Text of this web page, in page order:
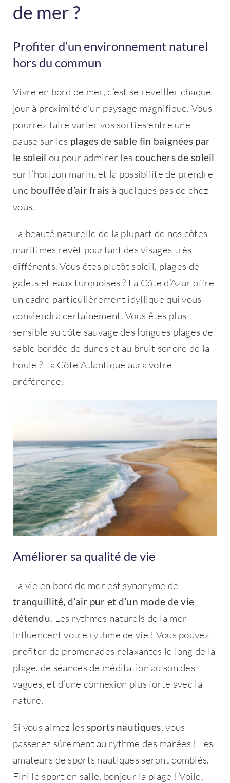
de mer ?
Profiter d’un environnement naturel
hors du commun
Vivre en bord de mer, c’est se réveiller chaque
jour à proximité d’un paysage magnifique. Vous
pourrez faire varier vos sorties entre une
pause sur les plages de sable fin baignées par
le soleil ou pour admirer les couchers de soleil
sur l’horizon marin, et la possibilité de prendre
une bouffée d’air frais à quelques pas de chez
vous.
La beauté naturelle de la plupart de nos côtes
maritimes revêt pourtant des visages très
différents. Vous êtes plutôt soleil, plages de
galets et eaux turquoises ? La Côte d’Azur offre
un cadre particulièrement idyllique qui vous
conviendra certainement. Vous êtes plus
sensible au côté sauvage des longues plages de
sable bordée de dunes et au bruit sonore de la
houle ? La Côte Atlantique aura votre
préférence.
Améliorer sa qualité de vie
La vie en bord de mer est synonyme de
tranquillité, d’air pur et d’un mode de vie
détendu. Les rythmes naturels de la mer
influencent votre rythme de vie ! Vous pouvez
profiter de promenades relaxantes le long de la
plage, de séances de méditation au son des
vagues, et d’une connexion plus forte avec la
nature.
Si vous aimez lessports nautiques, vous
passerez sûrement au rythme des marées ! Les
amateurs de sports nautiques seront comblés.
Fini le sport en salle, bonjour la plage ! Voile,